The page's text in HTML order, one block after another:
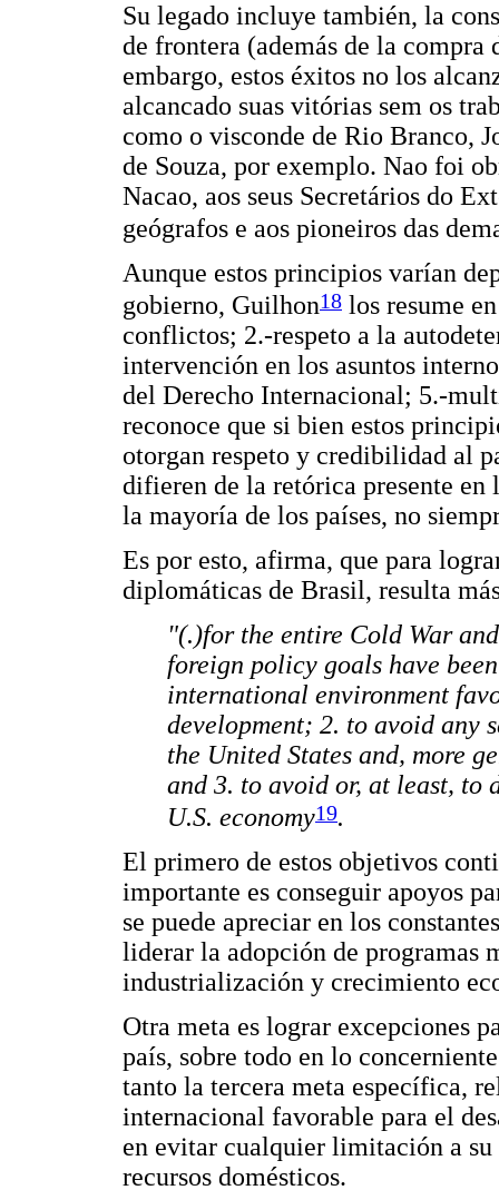
Su legado incluye también, la
de frontera (además de la
embargo, estos éxitos no los
alcancado suas vitórias sem os
como o visconde de Rio Branco,
de Souza, por exemplo. Nao foi
Nacao, aos seus Secretários do
geógrafos e aos pioneiros das
Aunque estos principios varían
gobierno, Guilhon18 los resume
conflictos; 2.-respeto a la
intervención en los asuntos
del Derecho Internacional; 5.-
reconoce que si bien estos
otorgan respeto y credibilidad al
difieren de la retórica presente
la mayoría de los países, no
Es por esto, afirma, que para
diplomáticas de Brasil, resulta
"(.)for the entire Cold War
foreign policy goals have
international environment
development; 2. to avoid any
the United States and, more
and 3. to avoid or, at least,
U.S. economy19.
El primero de estos objetivos
importante es conseguir apoyos
se puede apreciar en los
liderar la adopción de programas
industrialización y crecimiento
Otra meta es lograr excepciones
país, sobre todo en lo
tanto la tercera meta específica,
internacional favorable para el
en evitar cualquier limitación a
recursos domésticos.